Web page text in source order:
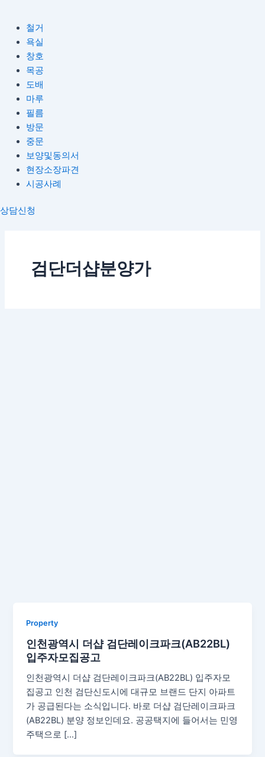
철거
욕실
창호
목공
도배
마루
필름
방문
중문
보양및동의서
현장소장파견
시공사례
상담신청
검단더샵분양가
Property
인천광역시 더샵 검단레이크파크(AB22BL)
입주자모집공고
인천광역시 더샵 검단레이크파크(AB22BL) 입주자모
집공고 인천 검단신도시에 대규모 브랜드 단지 아파트
가 공급된다는 소식입니다. 바로 더샵 검단레이크파크
(AB22BL) 분양 정보인데요. 공공택지에 들어서는 민영
주택으로 […]